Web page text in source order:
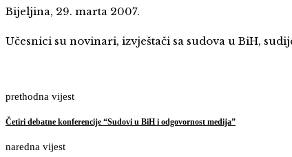
Bijeljina, 29. marta 2007.
Učesnici su novinari, izvještači sa sudova u BiH,
prethodna vijest
Četiri debatne konferencije “Sudovi u BiH i odgovornost medija”
naredna vijest